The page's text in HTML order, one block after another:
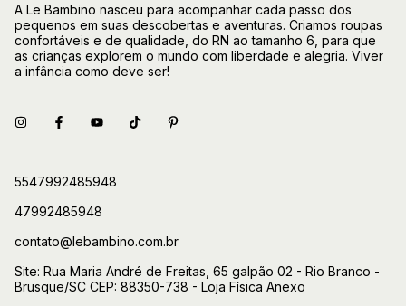
A Le Bambino nasceu para acompanhar cada passo dos
pequenos em suas descobertas e aventuras. Criamos roupas
confortáveis e de qualidade, do RN ao tamanho 6, para que
as crianças explorem o mundo com liberdade e alegria. Viver
a infância como deve ser!
5547992485948
47992485948
contato@lebambino.com.br
Site: Rua Maria André de Freitas, 65 galpão 02 - Rio Branco -
Brusque/SC CEP: 88350-738 - Loja Física Anexo